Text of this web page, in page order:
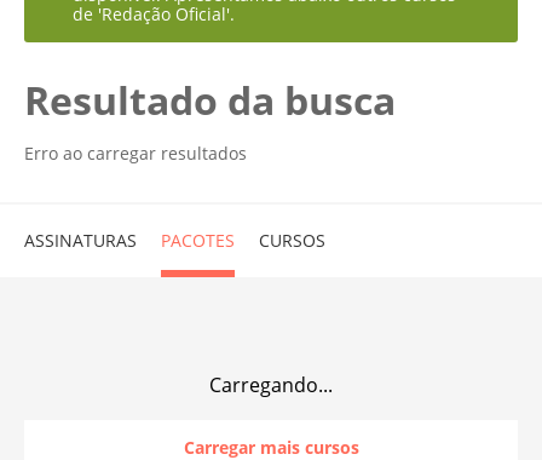
de 'Redação Oficial'.
Resultado da busca
Erro ao carregar resultados
ASSINATURAS PACOTES CURSOS
Carregando...
Carregar mais cursos